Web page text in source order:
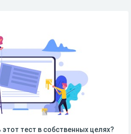
тест в собственных целях?